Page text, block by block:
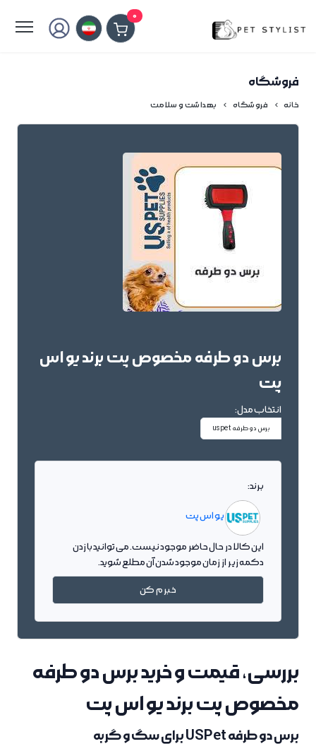
0
فروشگاه
خانه فروشگاه بهداشت و سلامت
برس دو طرفه مخصوص پت برند یو اس
پت
انتخاب مدل:
برس دو طرفه uspet
برند:
یو اس پت
این کالا در حال حاضر موجود نیست. می توانید با زدن
دکمه زیر از زمان موجود شدن آن مطلع شوید.
خبرم کن
بررسی، قیمت و خرید برس دو طرفه
مخصوص پت برند یو اس پت
برس دو طرفه USPet برای سگ و گربه